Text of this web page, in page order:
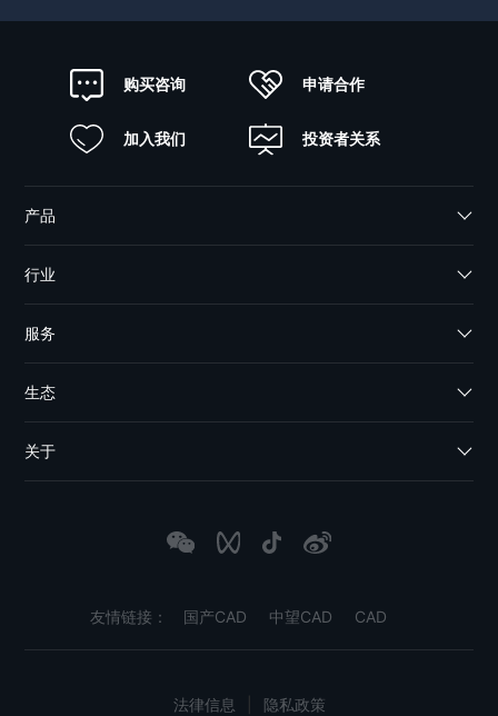
购买咨询 申请合作
加入我们 投资者关系
产品
行业
服务
生态
关于
友情链接： 国产CAD 中望CAD CAD
法律信息 隐私政策